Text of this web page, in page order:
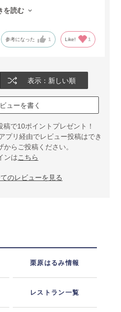
えるのもいいです。真っ白
アイテムです！
を読む
参考になった 1 Like! 1
表示：新しい順
ューを書く
で10ポイントプレゼント！
プリ経由でレビュー投稿はでき
からご投稿ください。
ンはこちら
のレビューを見る
栗原はるみ情報
レストラン一覧